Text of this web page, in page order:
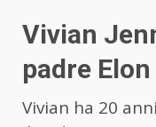
Vivian
padre
Vivian ha 20